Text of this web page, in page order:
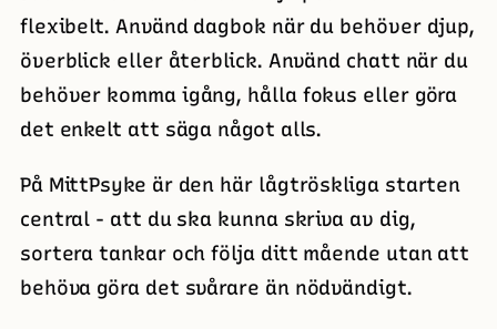
flexibelt. Använd dagbok när du behöver djup,
överblick eller återblick. Använd chatt när du
behöver komma igång, hålla fokus eller göra
det enkelt att säga något alls.
På MittPsyke är den här lågtröskliga starten
central - att du ska kunna skriva av dig,
sortera tankar och följa ditt mående utan att
behöva göra det svårare än nödvändigt.